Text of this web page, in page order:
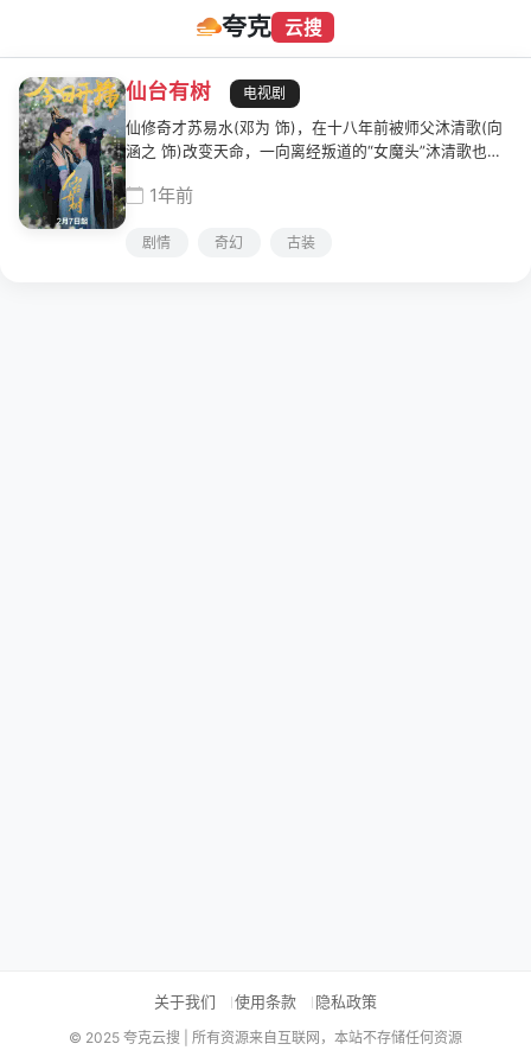
夸克 云搜
仙台有树
电视剧
仙修奇才苏易水(邓为 饰)，在十八年前被师父沐清歌(向
涵之 饰)改变天命，一向离经叛道的“女魔头”沐清歌也为
任西山派掌门的苏易水将体弱濒死的冉冉收入门下，誓要
哪些啼笑皆非的故事呢？
1年前
剧情 奇幻 古装
关于我们 使用条款 隐私政策
© 2025 夸克云搜 | 所有资源来自互联网，本站不存储任何资源